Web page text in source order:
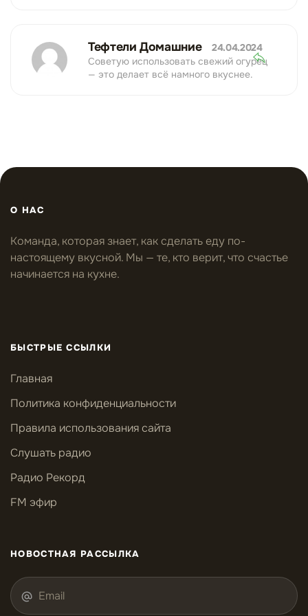
Тефтели Домашние
24.04.2024
Советую использовать свежий огурец
— это делает всё намного вкуснее.
О НАС
Команда, которая знает, как сделать еду по-
настоящему вкусной. Мы — те, кто верит, что счастье
начинается на кухне.
БЫСТРЫЕ ССЫЛКИ
Главная
Политика конфиденциальности
Правила использования сайта
Слушать радио
Радио Рекорд
FM эфир
НОВОСТНАЯ РАССЫЛКА